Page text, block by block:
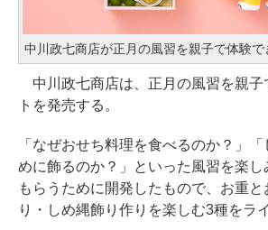
中川政七商店が正月の風習を親子で体験
中川政七商店は、正月の風習を親子
トを発売する。
「なぜおせち料理を食べるのか？」
めに飾るのか？」といった風習を楽し
もらうために開発したもので、お重
り・しめ縄飾り作りを楽しむ3種をラ